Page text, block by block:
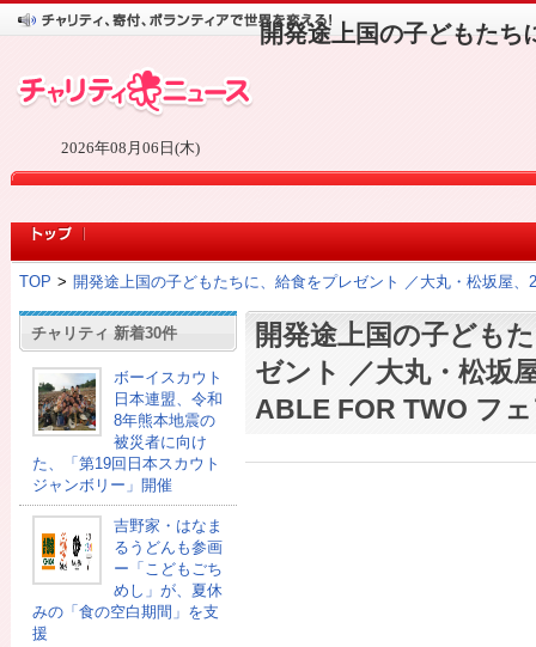
2026年08月06日(木)
開発途上国の⼦どもたち
TOP > 開発途上国の⼦どもたちに、給⾷をプレゼント ／大丸・松坂屋
チャリティ 新着30件
ボーイスカウト
日本連盟、令和
8年熊本地震の
被災者に向け
た、「第19回日本スカウト
ジャンボリー」開催
吉野家・はなま
るうどんも参画
ー「こどもごち
めし」が、夏休
みの「食の空白期間」を支
援
開発途上国の⼦ども
ゼント ／大丸・松坂
ABLE FOR TWO フ